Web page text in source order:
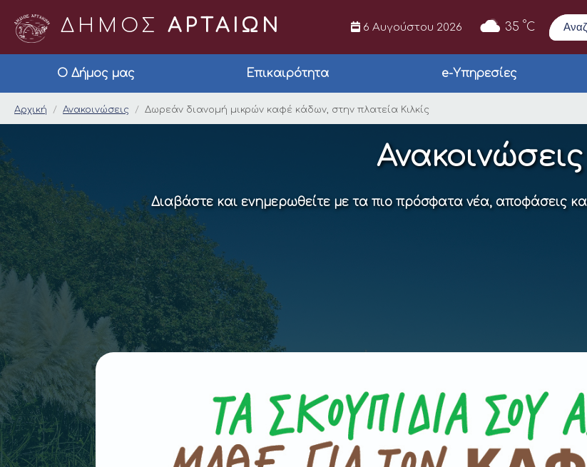
ΔΗΜΟΣ ΑΡΤΑΙΩΝ 6 Αυγούστου 2026 35 °C
Ο Δήμος μας Επικαιρότητα e-Υπηρεσίες
Δωρεάν διανομή μικρών καφέ κάδων,
Αρχική Ανακοινώσεις Δωρεάν διανομή μικρών καφέ κάδων, στην πλατεία Κιλκίς
Ανακοινώσεις
Διαβάστε και ενημερωθείτε με τα πιο πρόσφατα νέα, αποφάσεις